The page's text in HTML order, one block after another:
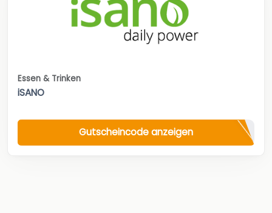
Essen & Trinken
iSANO
Gutscheincode anzeigen